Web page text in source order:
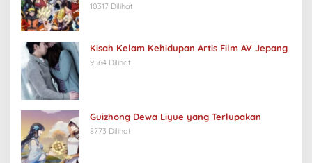
10317 Dilihat
Kisah Kelam Kehidupan Artis Film AV Jepang
9564 Dilihat
Guizhong Dewa Liyue yang Terlupakan
8773 Dilihat